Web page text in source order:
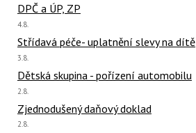
DPČ a ÚP, ZP
Poslední
4.8.
Střídavá péče- uplatnění slevy na dítě
Poslední
3.8.
Dětská skupina - pořízení automobilu
Poslední
2.8.
Zjednodušený daňový doklad
Poslední
2.8.